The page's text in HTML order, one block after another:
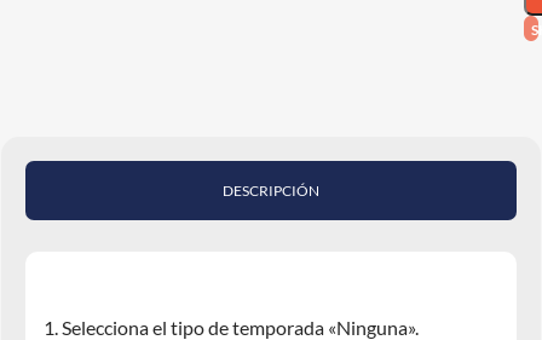
DESCRIPCIÓN
Selecciona el tipo de temporada «Ninguna».